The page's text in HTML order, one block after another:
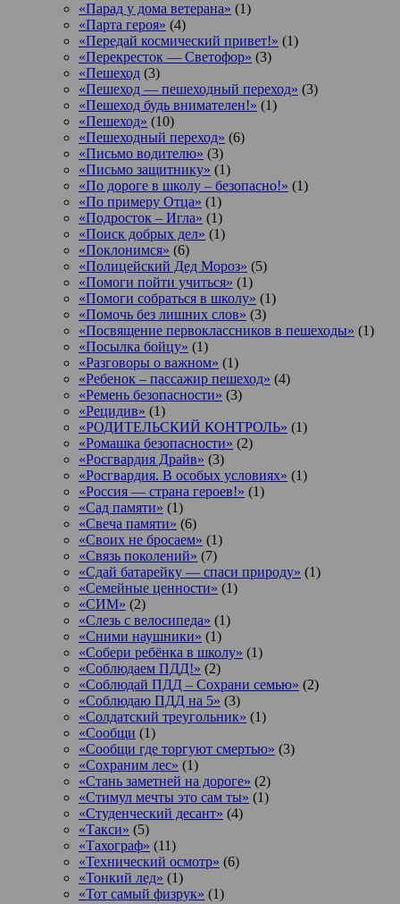
«Парад у дома ветерана» (1)
«Парта героя» (4)
«Передай космический привет!» (1)
«Перекресток — Светофор» (3)
«Пешеход (3)
«Пешеход — пешеходный переход» (3)
«Пешеход будь внимателен!» (1)
«Пешеход» (10)
«Пешеходный переход» (6)
«Письмо водителю» (3)
«Письмо защитнику» (1)
«По дороге в школу – безопасно!» (1)
«По примеру Отца» (1)
«Подросток ‒ Игла» (1)
«Поиск добрых дел» (1)
«Поклонимся» (6)
«Полицейский Дед Мороз» (5)
«Помоги пойти учиться» (1)
«Помоги собраться в школу» (1)
«Помочь без лишних слов» (3)
«Посвящение первоклассников в пешеходы» (1)
«Посылка бойцу» (1)
«Разговоры о важном» (1)
«Ребенок – пассажир пешеход» (4)
«Ремень безопасности» (3)
«Рецидив» (1)
«РОДИТЕЛЬСКИЙ КОНТРОЛЬ» (1)
«Ромашка безопасности» (2)
«Росгвардия Драйв» (3)
«Росгвардия. В особых условиях» (1)
«Россия — страна героев!» (1)
«Сад памяти» (1)
«Свеча памяти» (6)
«Своих не бросаем» (1)
«Связь поколений» (7)
«Сдай батарейку — спаси природу» (1)
«Семейные ценности» (1)
«СИМ» (2)
«Слезь с велосипеда» (1)
«Сними наушники» (1)
«Собери ребёнка в школу» (1)
«Соблюдаем ПДД!» (2)
«Соблюдай ПДД – Сохрани семью» (2)
«Соблюдаю ПДД на 5» (3)
«Солдатский треугольник» (1)
«Сообщи (1)
«Сообщи где торгуют смертью» (3)
«Сохраним лес» (1)
«Стань заметней на дороге» (2)
«Стимул мечты это сам ты» (1)
«Студенческий десант» (4)
«Такси» (5)
«Тахограф» (11)
«Технический осмотр» (6)
«Тонкий лед» (1)
«Тот самый физрук» (1)